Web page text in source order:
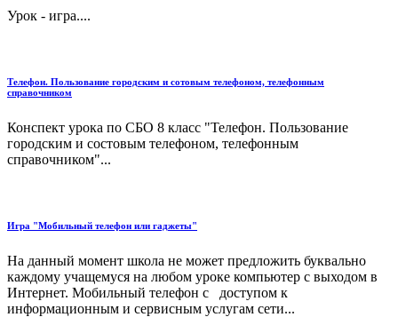
Урок - игра....
Телефон. Пользование городским и сотовым телефоном, телефонным
справочником
Конспект урока по СБО 8 класс "Телефон. Пользование
городским и состовым телефоном, телефонным
справочником"...
Игра "Мобильный телефон или гаджеты"
На данный момент школа не может предложить буквально
каждому учащемуся на любом уроке компьютер с выходом в
Интернет. Мобильный телефон с доступом к
информационным и сервисным услугам сети...